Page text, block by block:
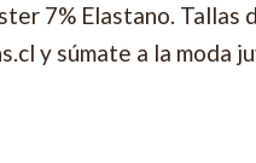
7% Elastano. Tallas
y súmate a la moda